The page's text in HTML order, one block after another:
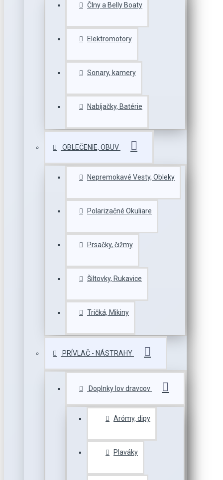
Člny a Belly Boaty
Elektromotory
Sonary, kamery
Nabíjačky, Batérie
OBLEČENIE, OBUV
Nepremokavé Vesty, Obleky
Polarizačné Okuliare
Prsačky, čižmy
Šiltovky, Rukavice
Tričká, Mikiny
PRÍVLAČ - NÁSTRAHY
Doplnky lov dravcov
Arómy, dipy
Plaváky